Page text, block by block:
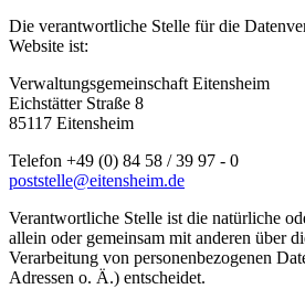
Die verantwortliche Stelle für die
Website ist:
Verwaltungsgemeinschaft Eitensheim
Eichstätter Straße 8
85117 Eitensheim
Telefon +49 (0) 84 58 / 39 97 - 0
poststelle@eitensheim.de
Verantwortliche Stelle ist die natürliche
allein oder gemeinsam mit anderen über
Verarbeitung von personenbezogenen
Adressen o. Ä.) entscheidet.